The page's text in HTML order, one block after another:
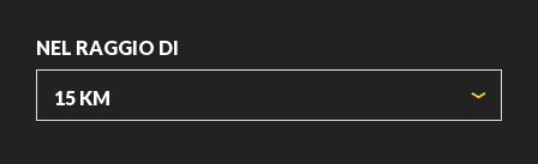
NEL RAGGIO DI